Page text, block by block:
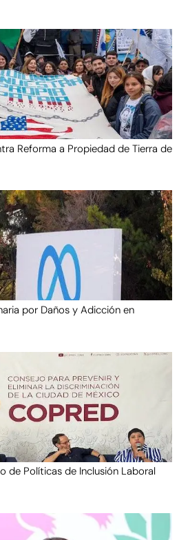
Reforma a Propiedad de Tierra de
por Daños y Adicción en
de Políticas de Inclusión Laboral